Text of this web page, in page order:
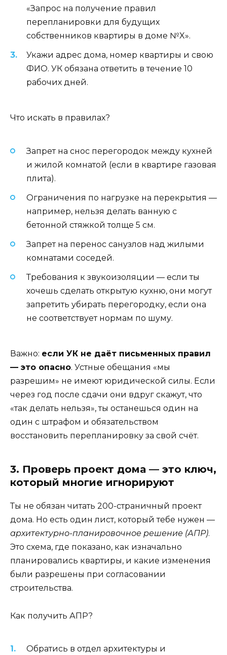
«Запрос на получение правил
перепланировки для будущих
собственников квартиры в доме №X».
Укажи адрес дома, номер квартиры и свою
ФИО. УК обязана ответить в течение 10
рабочих дней.
Что искать в правилах?
Запрет на снос перегородок между кухней
и жилой комнатой (если в квартире газовая
плита).
Ограничения по нагрузке на перекрытия —
например, нельзя делать ванную с
бетонной стяжкой толще 5 см.
Запрет на перенос санузлов над жилыми
комнатами соседей.
Требования к звукоизоляции — если ты
хочешь сделать открытую кухню, они могут
запретить убирать перегородку, если она
не соответствует нормам по шуму.
Важно: если УК не даёт письменных правил
— это опасно. Устные обещания «мы
разрешим» не имеют юридической силы. Если
через год после сдачи они вдруг скажут, что
«так делать нельзя», ты останешься один на
один с штрафом и обязательством
восстановить перепланировку за свой счёт.
3. Проверь проект дома — это ключ,
который многие игнорируют
Ты не обязан читать 200-страничный проект
дома. Но есть один лист, который тебе нужен —
архитектурно-планировочное решение (АПР).
Это схема, где показано, как изначально
планировались квартиры, и какие изменения
были разрешены при согласовании
строительства.
Как получить АПР?
Обратись в отдел архитектуры и